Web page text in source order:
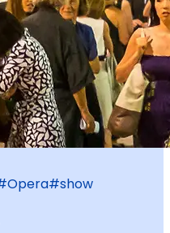
Opera#show